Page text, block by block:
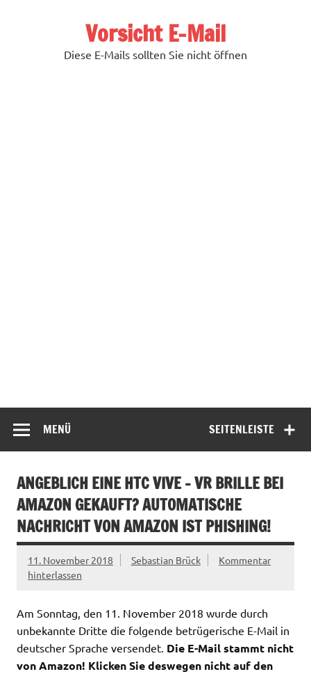
Vorsicht E-Mail
Diese E-Mails sollten Sie nicht öffnen
SEITENLEISTE
MENÜ
ANGEBLICH EINE HTC VIVE – VR BRILLE BEI
AMAZON GEKAUFT? AUTOMATISCHE
NACHRICHT VON AMAZON IST PHISHING!
11. November 2018 Sebastian Brück
Kommentar
hinterlassen
Am Sonntag, den 11. November 2018 wurde durch
unbekannte Dritte die folgende betrügerische E-Mail in
deutscher Sprache versendet. Die E-Mail stammt nicht
von Amazon! Klicken Sie deswegen nicht auf den